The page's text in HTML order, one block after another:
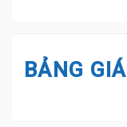
BẢNG GIÁ